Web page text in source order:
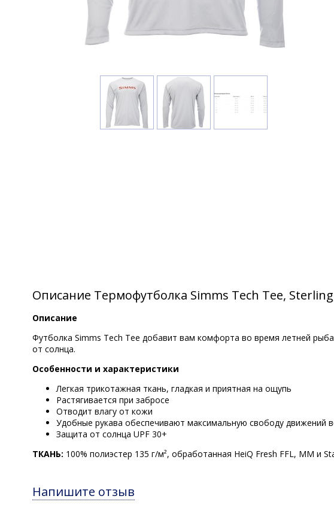
Описание Термофутболка Simms Tech Tee,
Описание
Футболка Simms Tech Tee добавит вам комфорта во время летней
от солнца.
Особенности и характеристики
Легкая трикотажная ткань, гладкая и приятная на ощупь
Растягивается при забросе
Отводит влагу от кожи
Удобные рукава обеспечивают максимальную свободу движений
Защита от солнца UPF 30+
ТКАНЬ: 100% полиэстер 135 г/м², обработанная HeiQ Fresh FFL, MM и
Напишите отзыв